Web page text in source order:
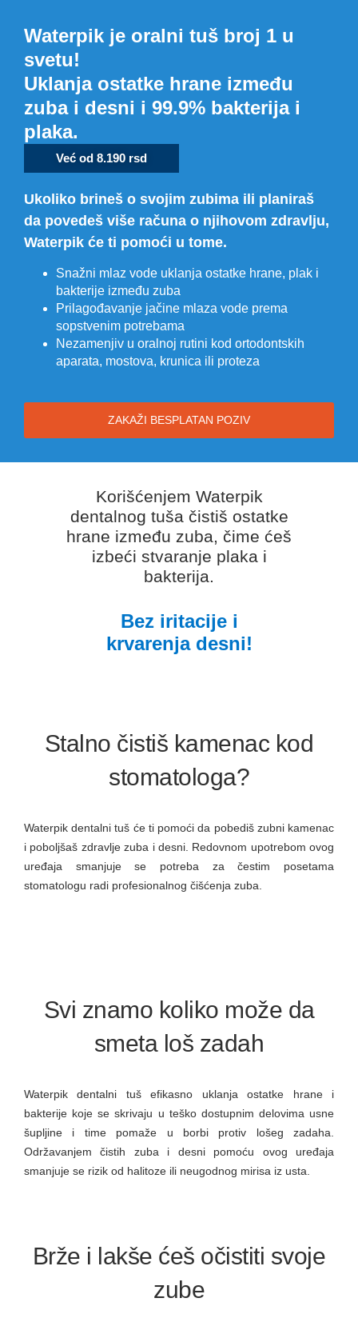
Waterpik je oralni tuš broj 1 u
svetu!
Uklanja ostatke hrane između
zuba i desni i 99.9% bakterija i
plaka.
Već od 8.190 rsd
Ukoliko brineš o svojim zubima ili planiraš
da povedeš više računa o njihovom zdravlju,
Waterpik će ti pomoći u tome.
Snažni mlaz vode uklanja ostatke hrane, plak i
bakterije između zuba
Prilagođavanje jačine mlaza vode prema
sopstvenim potrebama
Nezamenjiv u oralnoj rutini kod ortodontskih
aparata, mostova, krunica ili proteza
ZAKAŽI BESPLATAN POZIV
Korišćenjem Waterpik
dentalnog tuša čistiš ostatke
hrane između zuba, čime ćeš
izbeći stvaranje plaka i
bakterija.
Bez iritacije i
krvarenja desni!
Stalno čistiš kamenac kod
stomatologa?
Waterpik dentalni tuš će ti pomoći da pobediš zubni kamenac
i poboljšaš zdravlje zuba i desni. Redovnom upotrebom ovog
uređaja smanjuje se potreba za čestim posetama
stomatologu radi profesionalnog čišćenja zuba.
Svi znamo koliko može da
smeta loš zadah
Waterpik dentalni tuš efikasno uklanja ostatke hrane i
bakterije koje se skrivaju u teško dostupnim delovima usne
šupljine i time pomaže u borbi protiv lošeg zadaha.
Održavanjem čistih zuba i desni pomoću ovog uređaja
smanjuje se rizik od halitoze ili neugodnog mirisa iz usta.
Brže i lakše ćeš očistiti svoje
zube